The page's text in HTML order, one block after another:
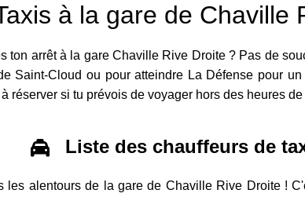
à la gare de Chaville
ton arrêt à la gare Chaville Rive Droite ? Pas de
Saint-Cloud ou pour atteindre La Défense pour
réserver si tu prévois de voyager hors des heures de
Liste des chauffeurs de
les alentours de la gare de Chaville Rive Droite !